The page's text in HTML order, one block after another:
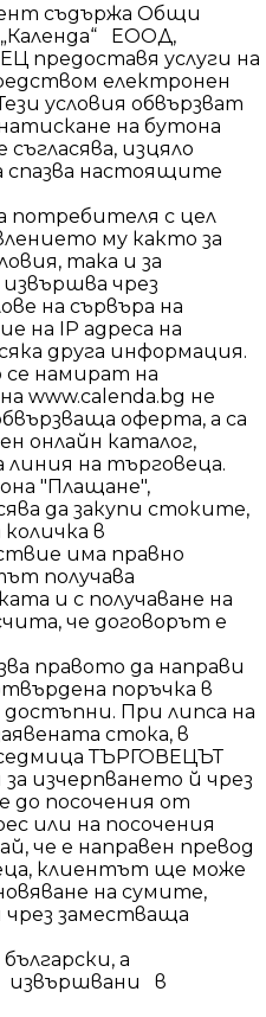
съдържа Общи
ЕООД,
предоставя услуги на
електронен
условия обвързват
на бутона
изцяло
спазва настоящите
с цел
му както за
така и за
чрез
на сървъра на
на IP адреса на
друга информация.
намират на
www.calenda.bg не
оферта, а са
онлайн каталог,
на търговеца.
"Плащане",
да закупи стоките,
в
има правно
получава
и с получаване на
че договорът е
правото да направи
поръчка в
достъпни. При липса на
стока, в
ТЪРГОВЕЦЪТ
изчерпването й чрез
до посочения от
или на посочения
че е направен превод
клиентът ще може
на сумите,
заместваща
а
в